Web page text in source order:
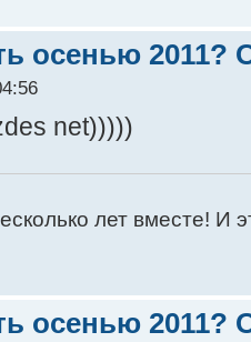
осенью 2011?
net)))))
лет вместе! И
осенью 2011?